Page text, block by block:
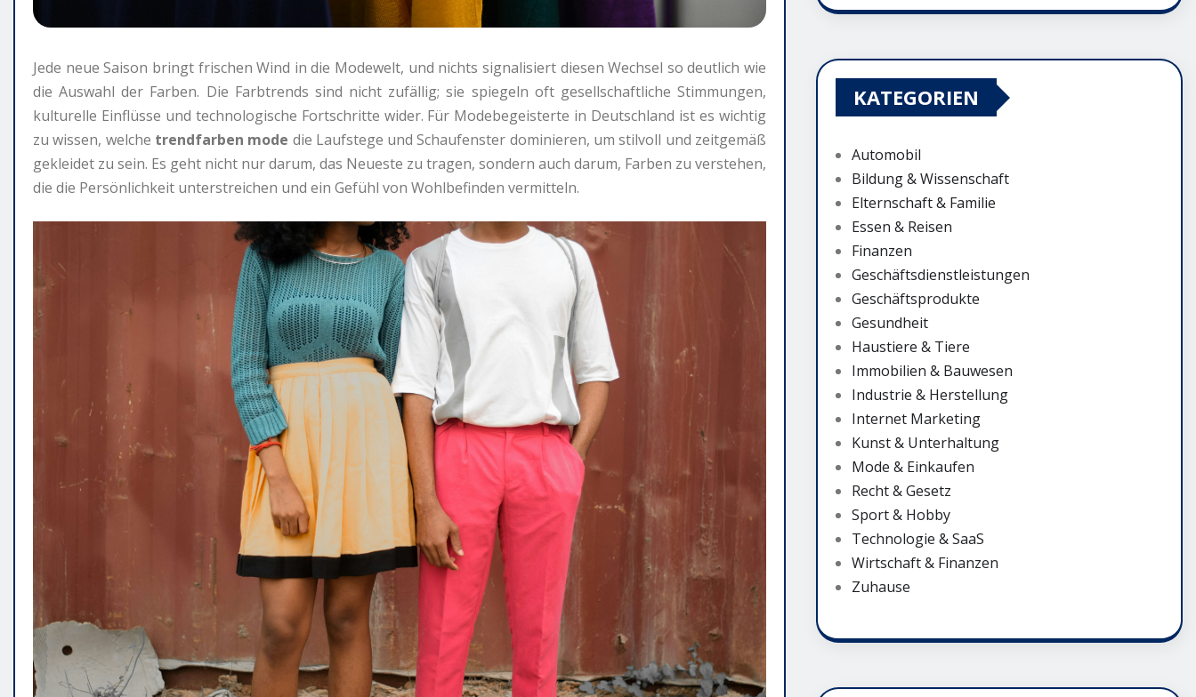
Jede neue Saison bringt frischen Wind in die Modewelt, und nichts signalisiert diesen Wechsel so deutlich wie
die Auswahl der Farben. Die Farbtrends sind nicht zufällig; sie spiegeln oft gesellschaftliche Stimmungen,
kulturelle Einflüsse und technologische Fortschritte wider. Für Modebegeisterte in Deutschland ist es wichtig
zu wissen, welche trendfarben mode die Laufstege und Schaufenster dominieren, um stilvoll und zeitgemäß
gekleidet zu sein. Es geht nicht nur darum, das Neueste zu tragen, sondern auch darum, Farben zu verstehen,
die die Persönlichkeit unterstreichen und ein Gefühl von Wohlbefinden vermitteln.
KATEGORIEN
Automobil
Bildung & Wissenschaft
Elternschaft & Familie
Essen & Reisen
Finanzen
Geschäftsdienstleistungen
Geschäftsprodukte
Gesundheit
Haustiere & Tiere
Immobilien & Bauwesen
Industrie & Herstellung
Internet Marketing
Kunst & Unterhaltung
Mode & Einkaufen
Recht & Gesetz
Sport & Hobby
Technologie & SaaS
Wirtschaft & Finanzen
Zuhause